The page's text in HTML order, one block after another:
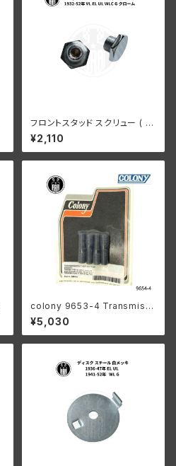
フロントスタッド スクリュー ( 2
639-31の中に入る) 2個入 ハ
ーレーダビッドソン 1932-52年
VL EL UL WLC G クローム
¥2,110
colony 9653-4 Transmissi
on case bottom stud kit
¥5,030